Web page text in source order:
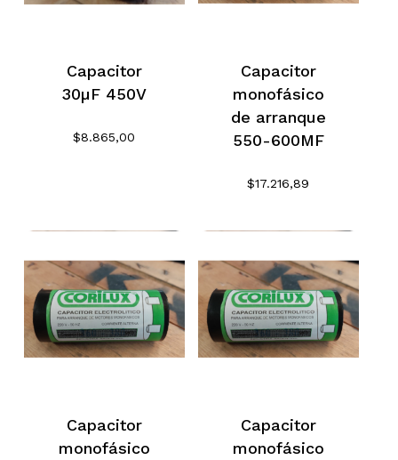
Capacitor
30µF 450V
$8.865,00
Capacitor
monofásico
de arranque
550-600MF
$17.216,89
Capacitor
monofásico
Capacitor
monofásico